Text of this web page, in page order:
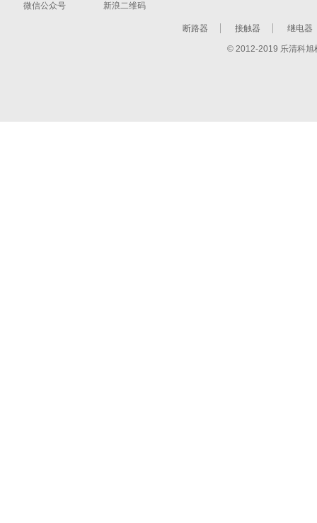
微信公众号 新浪二维码
断路器 接触器 继电器
© 2012-2019 乐清科旭